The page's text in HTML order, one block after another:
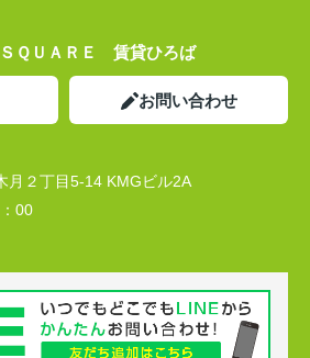
ＱＵＡＲＥ 賃貸ひろば
お問い合わせ
月２丁目5-14 KMGビル2A
00